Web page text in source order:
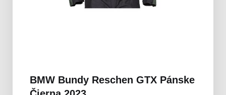
BMW Bundy Reschen GTX Pánske